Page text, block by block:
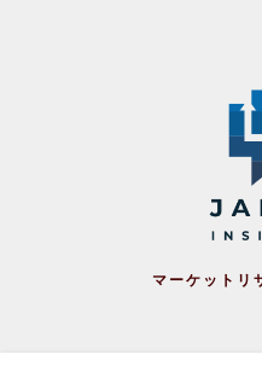
マーケットリ